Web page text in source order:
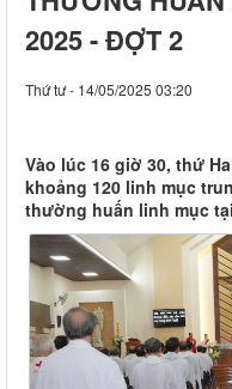
2025 - ĐỢT 2
Thứ tư - 14/05/2025 03:20
Vào lúc 16 giờ 30, thứ
khoảng 120 linh mục
thường huấn linh mục